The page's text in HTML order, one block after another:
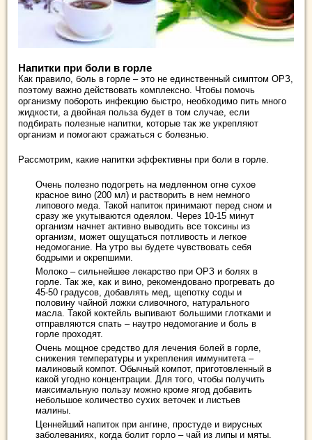
Напитки при боли в горле
Как правило, боль в горле – это не единственный симптом ОРЗ,
поэтому важно действовать комплексно. Чтобы помочь
организму побороть инфекцию быстро, необходимо пить много
жидкости, а двойная польза будет в том случае, если
подбирать полезные напитки, которые так же укрепляют
организм и помогают сражаться с болезнью.
Рассмотрим, какие напитки эффективны при боли в горле.
Очень полезно подогреть на медленном огне сухое
красное вино (200 мл) и растворить в нем немного
липового меда. Такой напиток принимают перед сном и
сразу же укутываются одеялом. Через 10-15 минут
организм начнет активно выводить все токсины из
организм, может ощущаться потливость и легкое
недомогание. На утро вы будете чувствовать себя
бодрыми и окрепшими.
Молоко – сильнейшее лекарство при ОРЗ и болях в
горле. Так же, как и вино, рекомендовано прогревать до
45-50 градусов, добавлять мед, щепотку соды и
половину чайной ложки сливочного, натурального
масла. Такой коктейль выпивают большими глотками и
отправляются спать – наутро недомогание и боль в
горле проходят.
Очень мощное средство для лечения болей в горле,
снижения температуры и укрепления иммунитета –
малиновый компот. Обычный компот, приготовленный в
какой угодно концентрации. Для того, чтобы получить
максимальную пользу можно кроме ягод добавить
небольшое количество сухих веточек и листьев
малины.
Ценнейший напиток при ангине, простуде и вирусных
заболеваниях, когда болит горло – чай из липы и мяты.